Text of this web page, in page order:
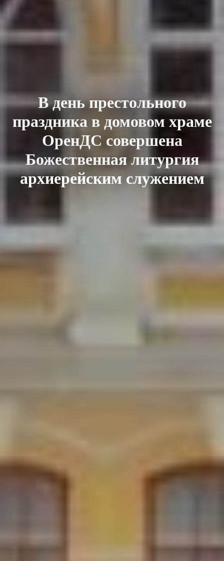
В день престольного
праздника в домовом храме
ОренДС совершена
Божественная литургия
архиерейским служением